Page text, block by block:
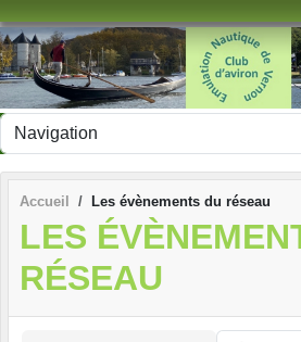
Accueil Les évènements du réseau
LES
RÉSEAU